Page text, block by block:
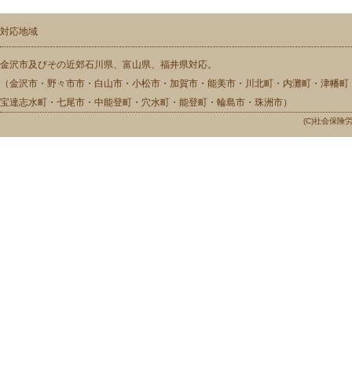
対応地域
金沢市及びその近郊石川県、富山県、福井県対応。
（金沢市・野々市市・白山市・小松市・加賀市・能美市・川北町・内灘町・津幡
宝達志水町・七尾市・中能登町・穴水町・能登町・輪島市・珠洲市）
(C)社会保険